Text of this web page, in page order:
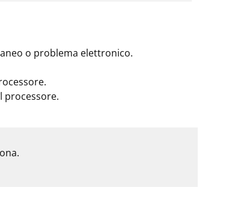
o problema elettronico.
processore.